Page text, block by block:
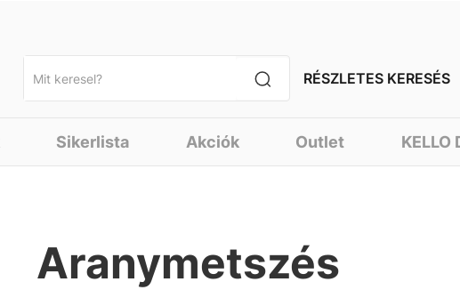
RÉSZLETES KERESÉS
Sikerlista Akciók Outlet
Aranymetszés